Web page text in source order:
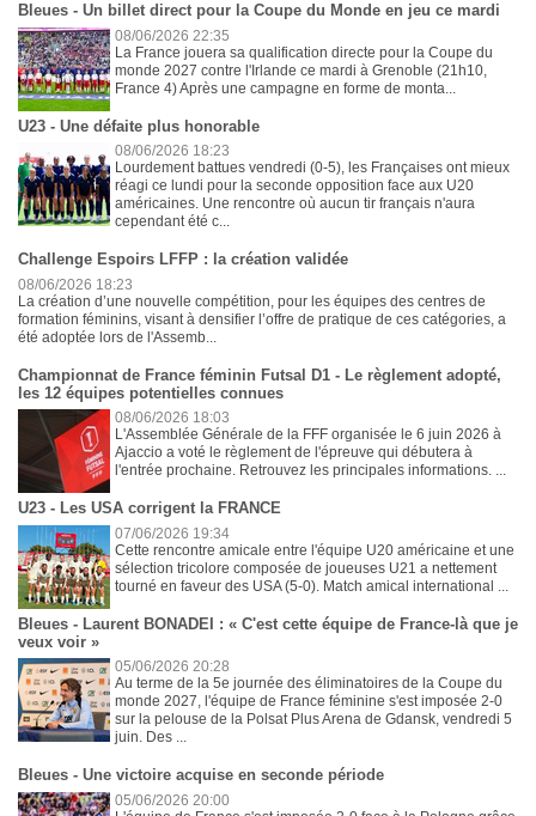
Bleues - Un billet direct pour la Coupe du Monde en jeu ce mardi
08/06/2026 22:35
La France jouera sa qualification directe pour la Coupe du
monde 2027 contre l'Irlande ce mardi à Grenoble (21h10,
France 4) Après une campagne en forme de monta...
U23 - Une défaite plus honorable
08/06/2026 18:23
Lourdement battues vendredi (0-5), les Françaises ont mieux
réagi ce lundi pour la seconde opposition face aux U20
américaines. Une rencontre où aucun tir français n'aura
cependant été c...
Challenge Espoirs LFFP : la création validée
08/06/2026 18:23
La création d’une nouvelle compétition, pour les équipes des centres de
formation féminins, visant à densifier l’offre de pratique de ces catégories, a
été adoptée lors de l'Assemb...
Championnat de France féminin Futsal D1 - Le règlement adopté,
les 12 équipes potentielles connues
08/06/2026 18:03
L'Assemblée Générale de la FFF organisée le 6 juin 2026 à
Ajaccio a voté le règlement de l'épreuve qui débutera à
l'entrée prochaine. Retrouvez les principales informations. ...
U23 - Les USA corrigent la FRANCE
07/06/2026 19:34
Cette rencontre amicale entre l'équipe U20 américaine et une
sélection tricolore composée de joueuses U21 a nettement
tourné en faveur des USA (5-0). Match amical international ...
Bleues - Laurent BONADEI : « C'est cette équipe de France-là que je
veux voir »
05/06/2026 20:28
Au terme de la 5e journée des éliminatoires de la Coupe du
monde 2027, l'équipe de France féminine s'est imposée 2-0
sur la pelouse de la Polsat Plus Arena de Gdansk, vendredi 5
juin. Des ...
Bleues - Une victoire acquise en seconde période
05/06/2026 20:00